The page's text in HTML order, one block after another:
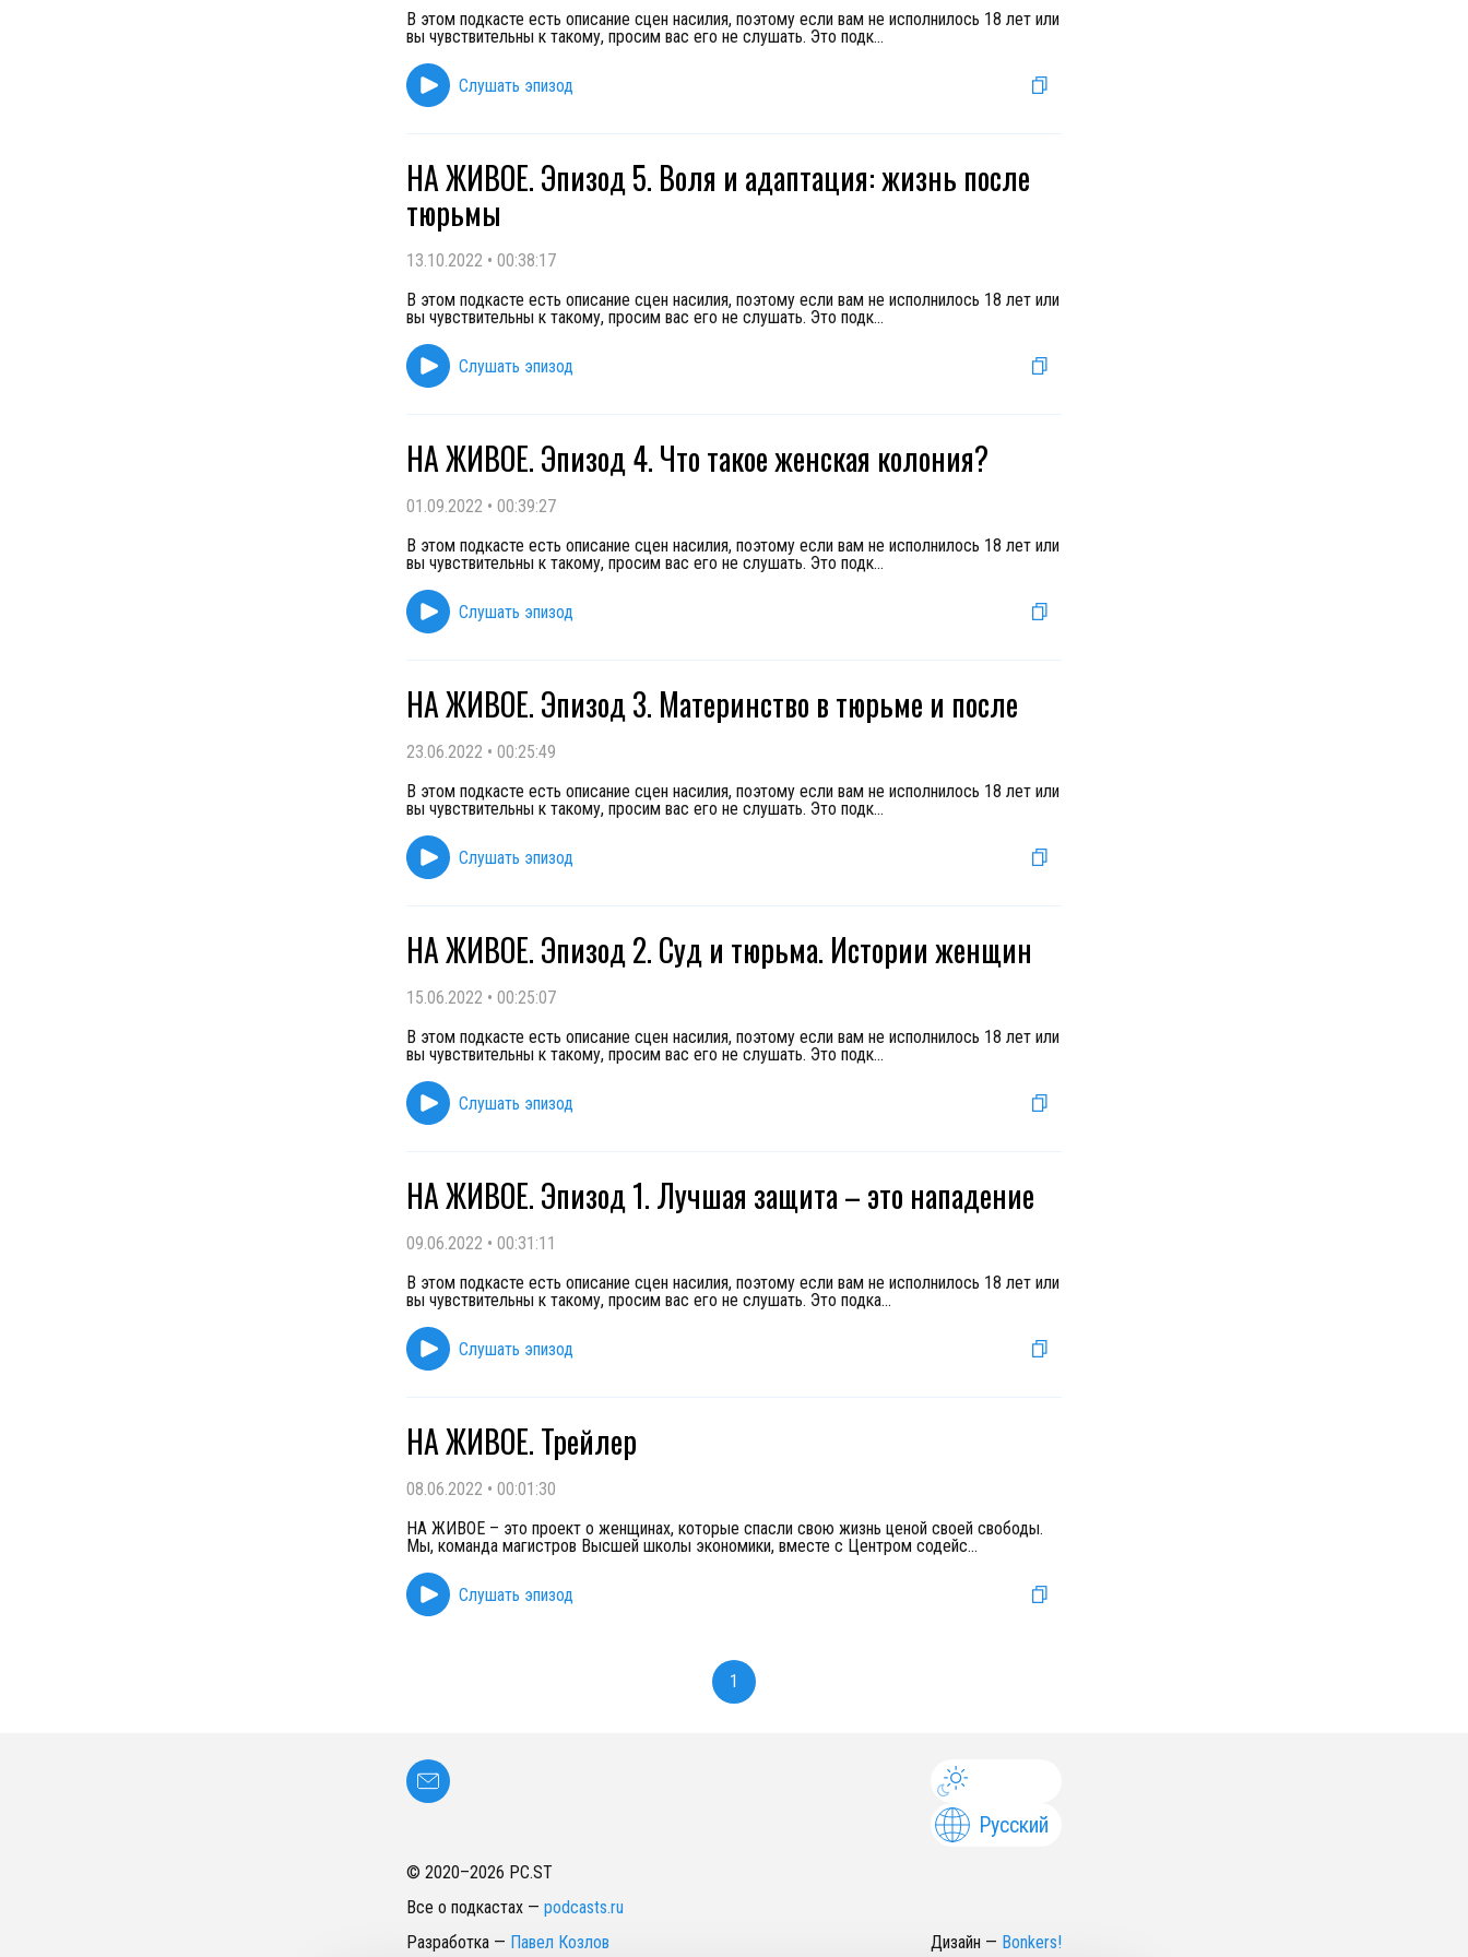
В этом подкасте есть описание сцен насилия, поэтому если вам не исполнилось 18 лет или
вы чувствительны к такому, просим вас его не слушать. Это подк...
Слушать эпизод
НА ЖИВОЕ. Эпизод 5. Воля и адаптация: жизнь после
тюрьмы
13.10.2022 • 00:38:17
В этом подкасте есть описание сцен насилия, поэтому если вам не исполнилось 18 лет или
вы чувствительны к такому, просим вас его не слушать. Это подк...
Слушать эпизод
НА ЖИВОЕ. Эпизод 4. Что такое женская колония?
01.09.2022 • 00:39:27
В этом подкасте есть описание сцен насилия, поэтому если вам не исполнилось 18 лет или
вы чувствительны к такому, просим вас его не слушать. Это подк...
Слушать эпизод
НА ЖИВОЕ. Эпизод 3. Материнство в тюрьме и после
23.06.2022 • 00:25:49
В этом подкасте есть описание сцен насилия, поэтому если вам не исполнилось 18 лет или
вы чувствительны к такому, просим вас его не слушать. Это подк...
Слушать эпизод
НА ЖИВОЕ. Эпизод 2. Суд и тюрьма. Истории женщин
15.06.2022 • 00:25:07
В этом подкасте есть описание сцен насилия, поэтому если вам не исполнилось 18 лет или
вы чувствительны к такому, просим вас его не слушать. Это подк...
Слушать эпизод
НА ЖИВОЕ. Эпизод 1. Лучшая защита – это нападение
09.06.2022 • 00:31:11
В этом подкасте есть описание сцен насилия, поэтому если вам не исполнилось 18 лет или
вы чувствительны к такому, просим вас его не слушать. Это подка...
Слушать эпизод
НА ЖИВОЕ. Трейлер
08.06.2022 • 00:01:30
НА ЖИВОЕ – это проект о женщинах, которые спасли свою жизнь ценой своей свободы.
Мы, команда магистров Высшей школы экономики, вместе с Центром содейс...
Слушать эпизод
1
Русский
© 2020–2026 PC.ST
Все о подкастах — podcasts.ru
Разработка — Павел Козлов Дизайн — Bonkers!